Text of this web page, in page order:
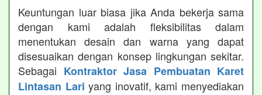
Keuntungan luar biasa jika Anda bekerja sama
dengan kami adalah fleksibilitas dalam
menentukan desain dan warna yang dapat
disesuaikan dengan konsep lingkungan sekitar.
Sebagai Kontraktor Jasa Pembuatan Karet
Lintasan Lari yang inovatif, kami menyediakan